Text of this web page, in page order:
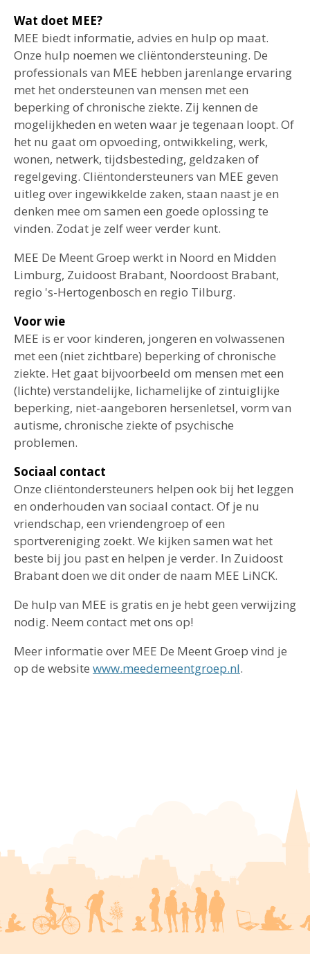
Wat doet MEE?
MEE biedt informatie, advies en hulp op maat.
Onze hulp noemen we cliëntondersteuning. De
professionals van MEE hebben jarenlange ervaring
met het ondersteunen van mensen met een
beperking of chronische ziekte. Zij kennen de
mogelijkheden en weten waar je tegenaan loopt. Of
het nu gaat om opvoeding, ontwikkeling, werk,
wonen, netwerk, tijdsbesteding, geldzaken of
regelgeving. Cliëntondersteuners van MEE geven
uitleg over ingewikkelde zaken, staan naast je en
denken mee om samen een goede oplossing te
vinden. Zodat je zelf weer verder kunt.
MEE De Meent Groep werkt in Noord en Midden
Limburg, Zuidoost Brabant, Noordoost Brabant,
regio 's-Hertogenbosch en regio Tilburg.
Voor wie
MEE is er voor kinderen, jongeren en volwassenen
met een (niet zichtbare) beperking of chronische
ziekte. Het gaat bijvoorbeeld om mensen met een
(lichte) verstandelijke, lichamelijke of zintuiglijke
beperking, niet-aangeboren hersenletsel, vorm van
autisme, chronische ziekte of psychische
problemen.
Sociaal contact
Onze cliëntondersteuners helpen ook bij het leggen
en onderhouden van sociaal contact. Of je nu
vriendschap, een vriendengroep of een
sportvereniging zoekt. We kijken samen wat het
beste bij jou past en helpen je verder. In Zuidoost
Brabant doen we dit onder de naam MEE LiNCK.
De hulp van MEE is gratis en je hebt geen verwijzing
nodig. Neem contact met ons op!
Meer informatie over MEE De Meent Groep vind je
op de website www.meedemeentgroep.nl.